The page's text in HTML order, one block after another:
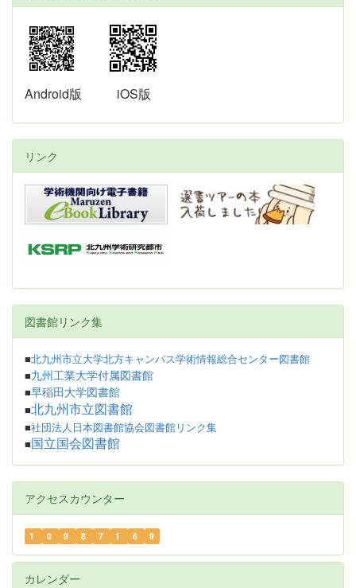
Android版 iOS版
リンク
図書館リンク集
■北九州市立大学北方キャンパス学術情報総合センター図書館
■九州工業大学付属図書館
■早稲田大学図書館
■北九州市立図書館
■社団法人日本図書館協会図書館リンク集
■ 国立国会図書館
アクセスカウンター
1 0 9 8 7 1 6 9
カレンダー